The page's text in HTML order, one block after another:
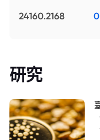
24160.2168
研究